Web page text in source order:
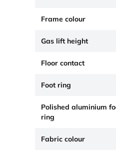
Frame colour
Gas lift height
Floor contact
Foot ring
Polished aluminium
ring
Fabric colour